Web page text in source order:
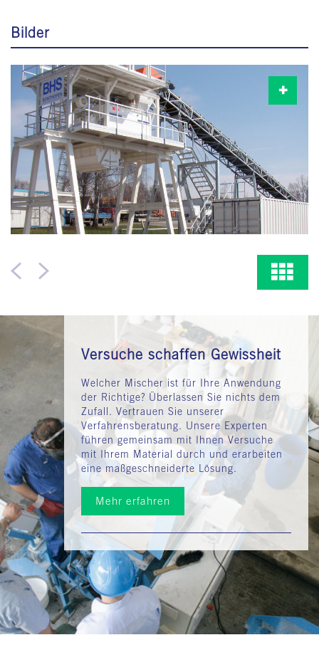
Bilder
Versuche schaffen Gewissheit
Welcher Mischer ist für Ihre Anwendung
der Richtige? Überlassen Sie nichts dem
Zufall. Vertrauen Sie unserer
Verfahrensberatung. Unsere Experten
führen gemeinsam mit Ihnen Versuche
mit Ihrem Material durch und erarbeiten
eine maßgeschneiderte Lösung.
Mehr erfahren